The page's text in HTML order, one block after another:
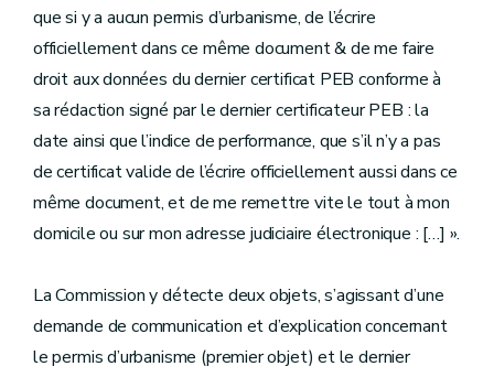
que si y a aucun permis d’urbanisme, de l’écrire
officiellement dans ce même document & de me faire
droit aux données du dernier certificat PEB conforme à
sa rédaction signé par le dernier certificateur PEB : la
date ainsi que l’indice de performance, que s’il n’y a pas
de certificat valide de l’écrire officiellement aussi dans ce
même document, et de me remettre vite le tout à mon
domicile ou sur mon adresse judiciaire électronique : […] ».
La Commission y détecte deux objets, s’agissant d’une
demande de communication et d’explication concernant
le permis d’urbanisme (premier objet) et le dernier